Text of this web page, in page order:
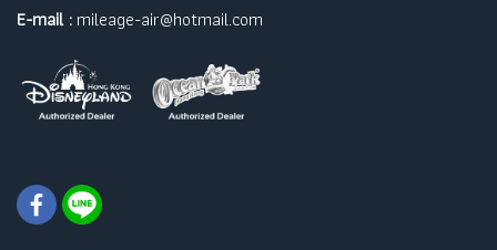
E-mail : mileage-air@hotmail.com